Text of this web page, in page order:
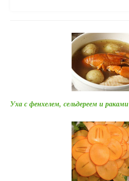
Уха с фенхелем, сельдереем и раками